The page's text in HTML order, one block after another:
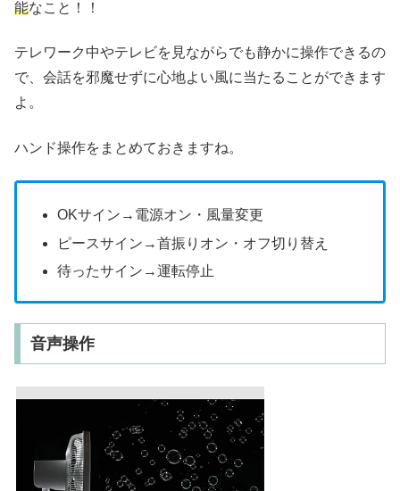
能なこと！！
テレワーク中やテレビを見ながらでも静かに操作できるの
で、会話を邪魔せずに心地よい風に当たることができます
よ。
ハンド操作をまとめておきますね。
OKサイン→電源オン・風量変更
ピースサイン→首振りオン・オフ切り替え
待ったサイン→運転停止
音声操作